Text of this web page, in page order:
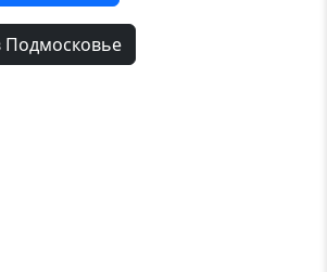
Подмосковье